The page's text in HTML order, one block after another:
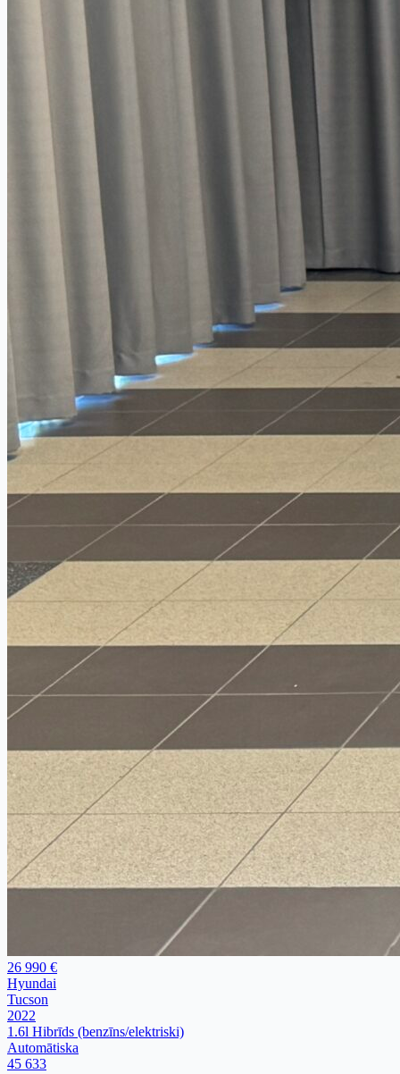
26 990 €
Hyundai
Tucson
2022
1.6l Hibrīds (benzīns/elektriski)
Automātiska
45 633